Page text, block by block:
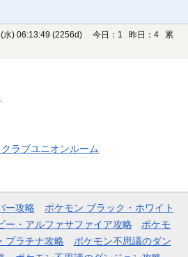
水) 06:13:49 (2256d)
今日：1 昨日：4 累
ラブユニオンルーム
ー攻略
ポケモン ブラック・ホワイト
ー・アルファサファイア攻略
ポケモ
プラチナ攻略
ポケモン不思議のダン